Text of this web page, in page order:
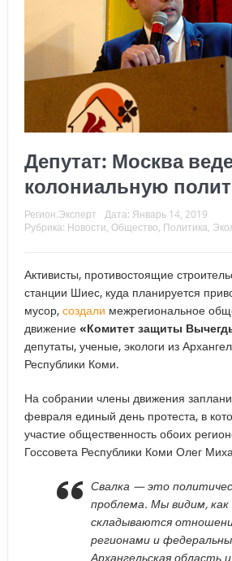
Депутат: Москва
колониальную
Регион.Эксперт Дата: Январь 14, 2019
Рубрика: Новости Общество Политика
Активисты, противостоящие
станции Шиес, куда планируется
мусор, создали межрегиональное
движение «Комитет защиты
депутаты, ученые, экологи из
Республики Коми.
На собрании члены движения
февраля единый день протеста, в
участие общественность обоих
Госсовета Республики Коми Олег
Свалка — это
проблема. Мы видим, как
складываются
регионами и
Архангельская область